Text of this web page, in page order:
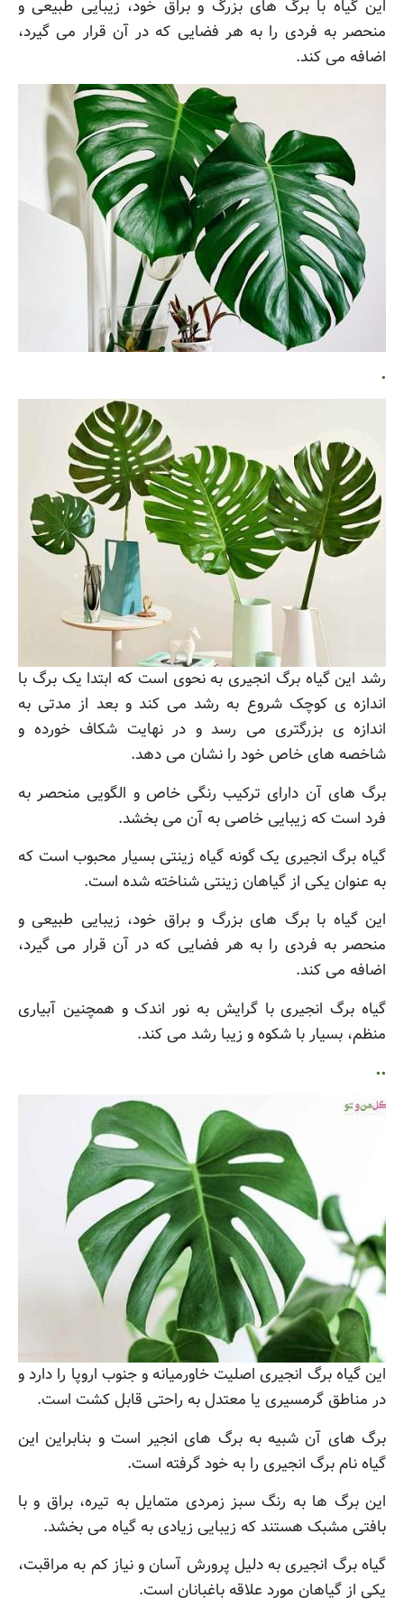
این گیاه با برگ های بزرگ و براق خود، زیبایی طبیعی و
منحصر به فردی را به هر فضایی که در آن قرار می گیرد،
اضافه می کند.
.
رشد این گیاه برگ انجیری به نحوی است که ابتدا یک برگ با
اندازه ی کوچک شروع به رشد می کند و بعد از مدتی به
اندازه ی بزرگتری می رسد و در نهایت شکاف خورده و
شاخصه های خاص خود را نشان می دهد.
برگ های آن دارای ترکیب رنگی خاص و الگویی منحصر به
فرد است که زیبایی خاصی به آن می بخشد.
گیاه برگ انجیری یک گونه گیاه زینتی بسیار محبوب است که
به عنوان یکی از گیاهان زینتی شناخته شده است.
این گیاه با برگ های بزرگ و براق خود، زیبایی طبیعی و
منحصر به فردی را به هر فضایی که در آن قرار می گیرد،
اضافه می کند.
گیاه برگ انجیری با گرایش به نور اندک و همچنین آبیاری
منظم، بسیار با شکوه و زیبا رشد می کند.
..
این گیاه برگ انجیری اصلیت خاورمیانه و جنوب اروپا را دارد و
در مناطق گرمسیری یا معتدل به راحتی قابل کشت است.
برگ های آن شبیه به برگ های انجیر است و بنابراین این
گیاه نام برگ انجیری را به خود گرفته است.
این برگ ها به رنگ سبز زمردی متمایل به تیره، براق و با
بافتی مشبک هستند که زیبایی زیادی به گیاه می بخشد.
گیاه برگ انجیری به دلیل پرورش آسان و نیاز کم به مراقبت،
یکی از گیاهان مورد علاقه باغبانان است.